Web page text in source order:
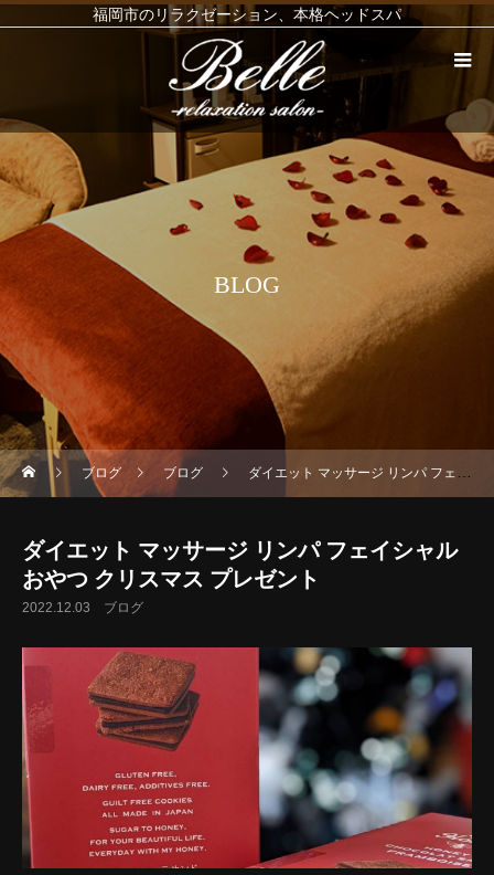
福岡市のリラクゼーション、本格ヘッドスパ
BLOG
ブログ ブログ ダイエット マッサージ リンパ フェイシャル おやつ クリスマス プレゼント
ダイエット マッサージ リンパ フェイシャル
おやつ クリスマス プレゼント
2022.12.03 ブログ